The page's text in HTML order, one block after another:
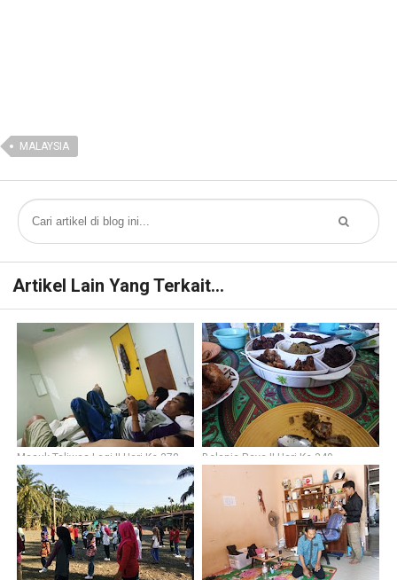
MALAYSIA
Artikel Lain Yang Terkait...
Masuk Taliwas Lagi || Hari Ke-378 Belanja Raya || Hari Ke-349